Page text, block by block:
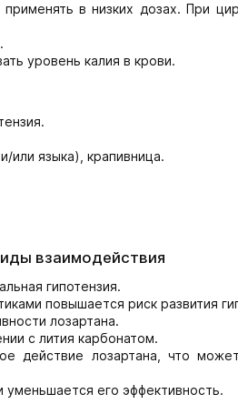
в низких дозах. При
уровень калия в крови.
или языка), крапивница.
взаимодействия
гипотензия.
повышается риск развития
лозартана.
с лития карбонатом.
действие лозартана, что
его эффективность.